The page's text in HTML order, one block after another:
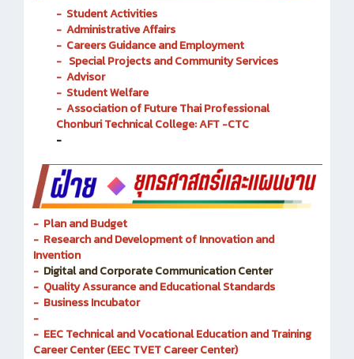
- Student Activities
- Administrative Affairs
- Careers Guidance and Employment
- Special Projects and Community Services
- Advisor
- Student Welfare
- Association of Future Thai Professional
Chonburi Technical College: AFT -CTC
-
- Plan and Budget
- Research and Development of Innovation and
Invention
- Digital and Corporate Communication Center
- Quality Assurance and Educational Standards
- Business Incubator
-
- EEC Technical and Vocational Education and Training
Career Center (EEC TVET Career Center)